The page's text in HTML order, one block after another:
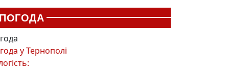
уТернополі